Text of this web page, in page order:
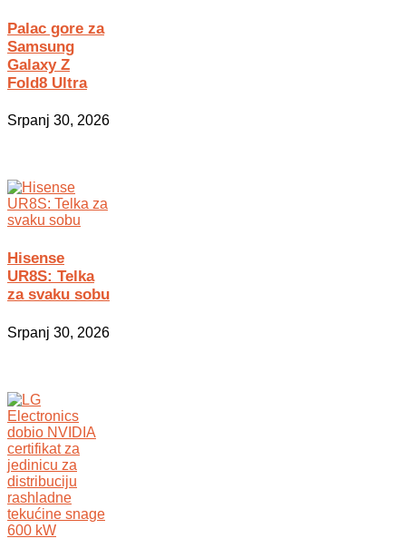
Palac gore za
Samsung
Galaxy Z
Fold8 Ultra
Srpanj 30, 2026
Hisense
UR8S: Telka
za svaku sobu
Srpanj 30, 2026